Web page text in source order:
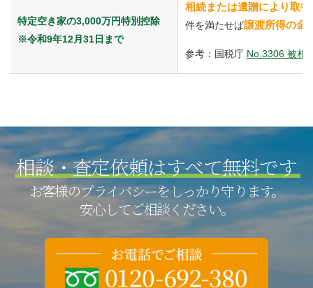
特定空き家の3,000万円特別控除
※令和9年12月31日まで
相続または遺贈により取
件を満たせば譲渡所得の金
参考：国税庁 No.3306 被相
相談・査定依頼はすべて無料です
お客様のプライバシーをしっかり守ります。
安心してご相談ください。